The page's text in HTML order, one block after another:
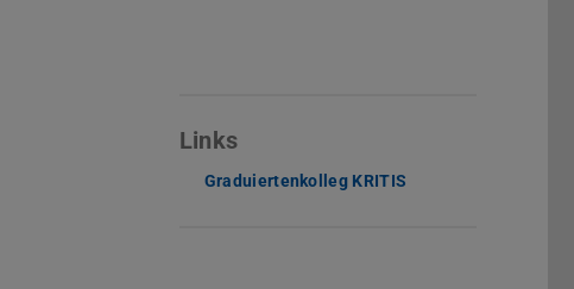
Links
Graduiertenkolleg KRITIS